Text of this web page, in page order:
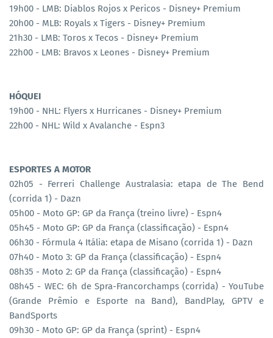
19h00 - LMB: Diablos Rojos x Pericos - Disney+ Premium
20h00 - MLB: Royals x Tigers - Disney+ Premium
21h30 - LMB: Toros x Tecos - Disney+ Premium
22h00 - LMB: Bravos x Leones - Disney+ Premium
HÓQUEI
19h00 - NHL: Flyers x Hurricanes - Disney+ Premium
22h00 - NHL: Wild x Avalanche - Espn3
ESPORTES A MOTOR
02h05 - Ferreri Challenge Australasia: etapa de The Bend
(corrida 1) - Dazn
05h00 - Moto GP: GP da França (treino livre) - Espn4
05h45 - Moto GP: GP da França (classificação) - Espn4
06h30 - Fórmula 4 Itália: etapa de Misano (corrida 1) - Dazn
07h40 - Moto 3: GP da França (classificação) - Espn4
08h35 - Moto 2: GP da França (classificação) - Espn4
08h45 - WEC: 6h de Spra-Francorchamps (corrida) - YouTube
(Grande Prêmio e Esporte na Band), BandPlay, GPTV e
BandSports
09h30 - Moto GP: GP da França (sprint) - Espn4